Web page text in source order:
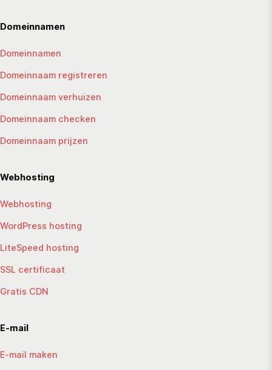
Domeinnamen
Domeinnamen
Domeinnaam registreren
Domeinnaam verhuizen
Domeinnaam checken
Domeinnaam prijzen
Webhosting
Webhosting
WordPress hosting
LiteSpeed hosting
SSL certificaat
Gratis CDN
E-mail
E-mail maken